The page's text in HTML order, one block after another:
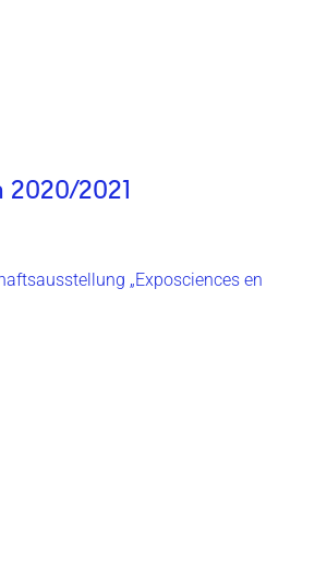
2020/2021